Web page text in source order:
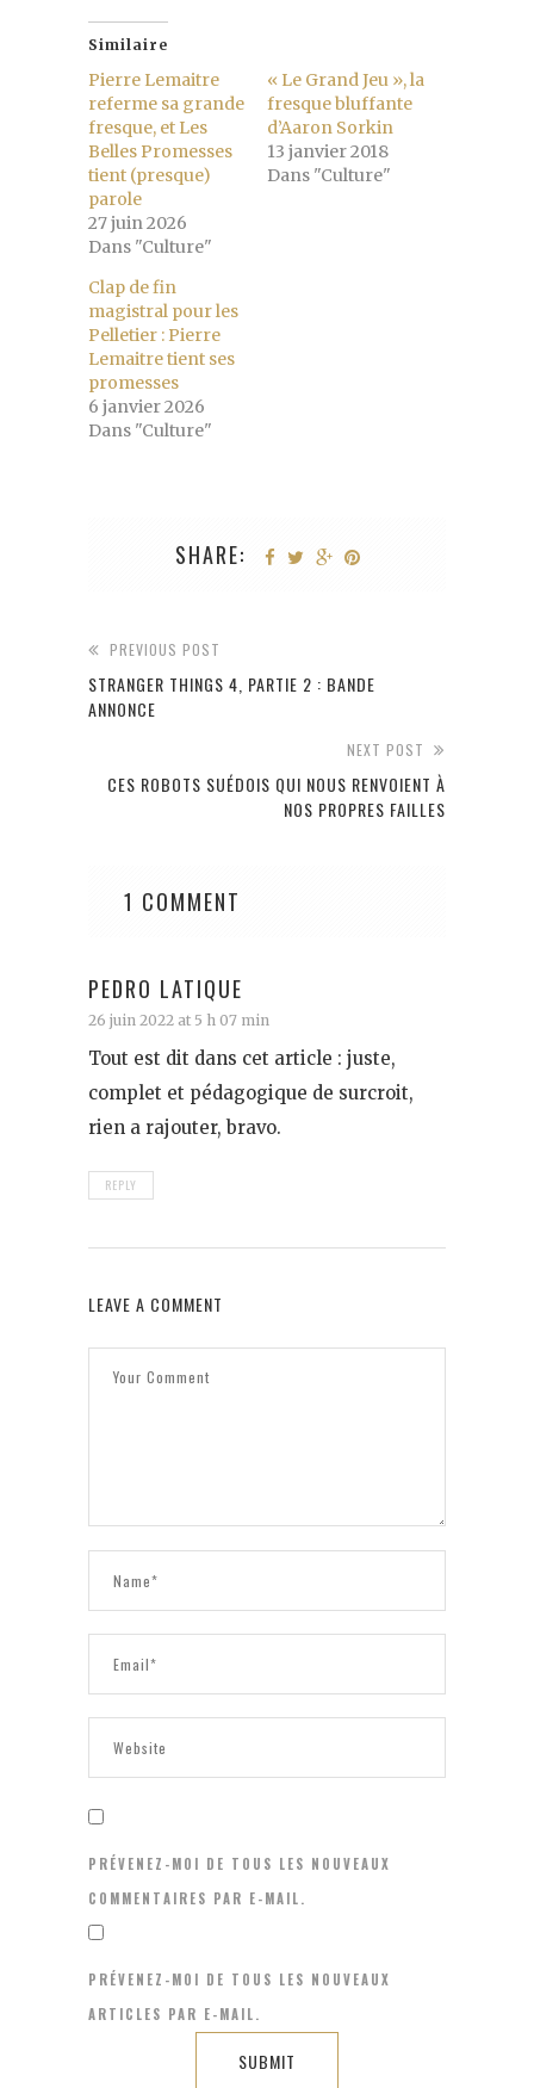
Similaire
Pierre Lemaitre
referme sa grande
fresque, et Les
Belles Promesses
tient (presque)
parole
27 juin 2026
Dans "Culture"
« Le Grand Jeu », la
fresque bluffante
d’Aaron Sorkin
13 janvier 2018
Dans "Culture"
Clap de fin
magistral pour les
Pelletier : Pierre
Lemaitre tient ses
promesses
6 janvier 2026
Dans "Culture"
SHARE:
PREVIOUS POST
STRANGER THINGS 4, PARTIE 2 : BANDE
ANNONCE
NEXT POST
CES ROBOTS SUÉDOIS QUI NOUS RENVOIENT À
NOS PROPRES FAILLES
1 COMMENT
PEDRO LATIQUE
26 juin 2022 at 5 h 07 min
Tout est dit dans cet article : juste,
complet et pédagogique de surcroit,
rien a rajouter, bravo.
REPLY
LEAVE A COMMENT
PRÉVENEZ-MOI DE TOUS LES NOUVEAUX
COMMENTAIRES PAR E-MAIL.
PRÉVENEZ-MOI DE TOUS LES NOUVEAUX
ARTICLES PAR E-MAIL.